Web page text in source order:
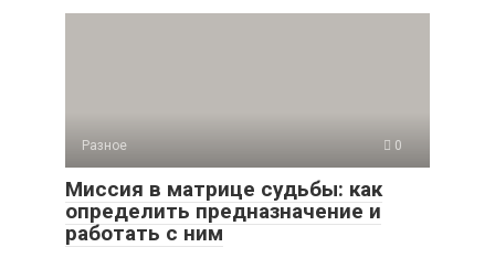
Разное 0
Миссия в матрице судьбы: как
определить предназначение и
работать с ним